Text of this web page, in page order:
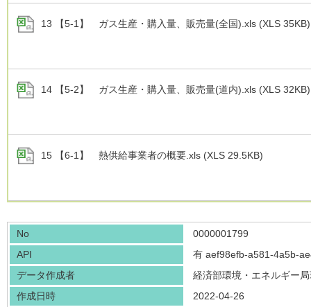
13 【5-1】 ガス生産・購入量、販売量(全国).xls (XLS 35KB)
14 【5-2】 ガス生産・購入量、販売量(道内).xls (XLS 32KB)
15 【6-1】 熱供給事業者の概要.xls (XLS 29.5KB)
No
0000001799
API
有 aef98efb-a581-4a5b-
データ作成者
経済部環境・エネルギー
作成日時
2022-04-26